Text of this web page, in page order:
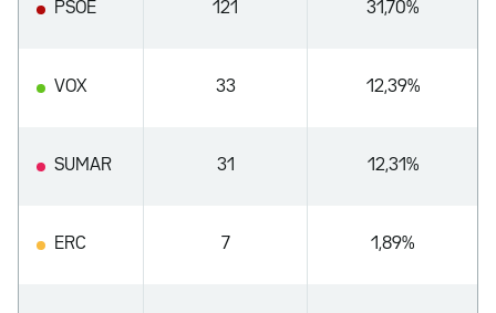
PSOE 121 31,70%
VOX 33 12,39%
SUMAR 31 12,31%
ERC 7 1,89%